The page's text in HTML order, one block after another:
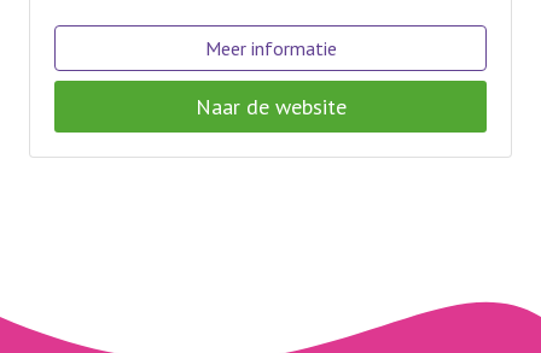
Meer informatie
Naar de website